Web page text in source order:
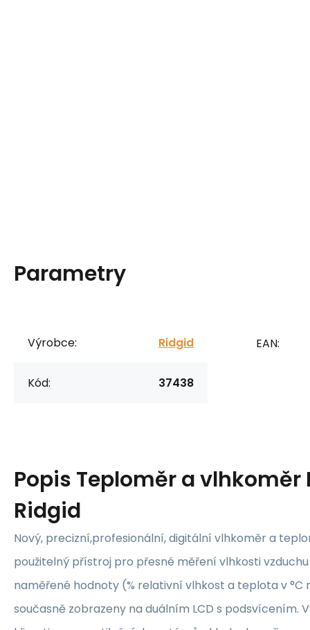
Parametry
Výrobce: Ridgid
Kód: 37438
EAN:
Popis Teploměr a vlhkoměr
Ridgid
Nový, precizní,profesionální, digitální vlhkoměr a
použitelný přístroj pro přesné měření vlhkosti
naměřené hodnoty (% relativní vlhkost a teplota v °C
současně zobrazeny na duálním LCD s podsvícením.